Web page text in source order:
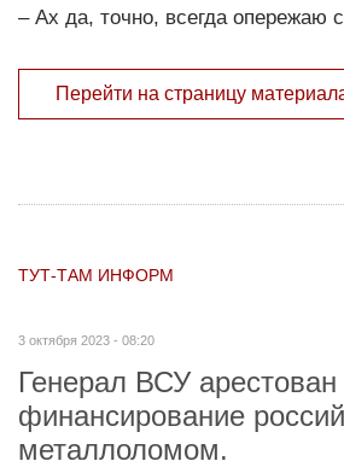
– Ах да, точно, всегда опережаю
Перейти на страницу
ТУТ-ТАМ ИНФОРМ
3 октября 2023 - 08:20
Генерал ВСУ арестован
финансирование
металлоломом.